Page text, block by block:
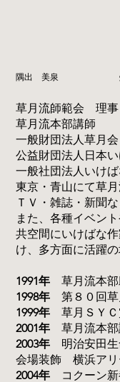
隅出 美泉
草月流師範会 理事
草月流本部講師
一般財団法人草月
公益財団法人日本
一般社団法人いけ
東京・青山にて草
ＴＶ・雑誌・新聞な
また、各種イベン
共空間にいけばな
け、多方面に活躍の
1991年 草月流本部
1998年 第８０回草
1999年 草月ＳＹＣ
2001年 草月流本部
2003年 明治安田生
会場装飾 横浜アリ
2004年 コクーン